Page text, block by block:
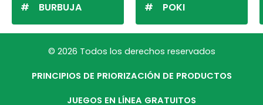
BURBUJA POKI
© 2026 Todos los derechos reservados
PRINCIPIOS DE PRIORIZACIÓN DE PRODUCTOS
JUEGOS EN LÍNEA GRATUITOS